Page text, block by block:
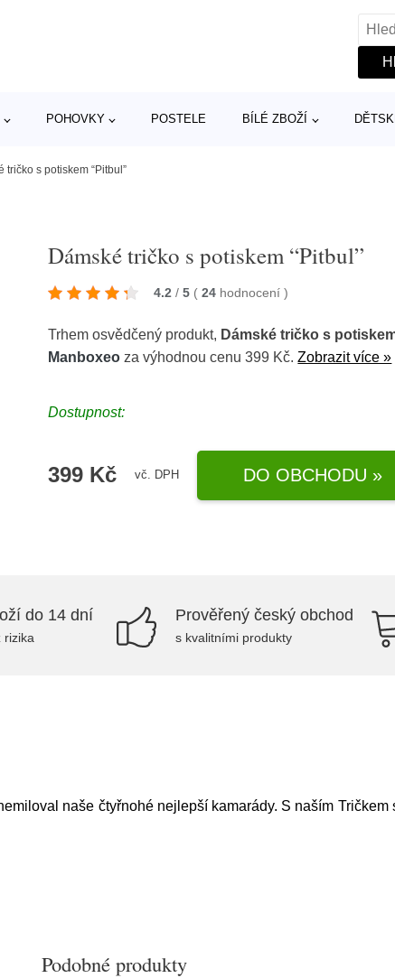
POHOVKY POSTELE BÍLÉ ZBOŽÍ
tričko s potiskem “Pitbul”
Dámské tričko s potiskem “Pitbul”
4.2 / 5 ( 24 hodnocení)
Trhem osvědčený produkt, Dámské tričko s
Manboxeo za výhodnou cenu 399 Kč.Zobrazit více »
Dostupnost:
399 Kč vč. DPH DO OBCHODU »
do 14 dní
rizika
Prověřený český obchod
s kvalitními produkty
naše čtyřnohé nejlepší kamarády. S naším
Podobné produkty